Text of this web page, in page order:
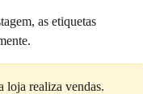
as etiquetas
loja realiza vendas.